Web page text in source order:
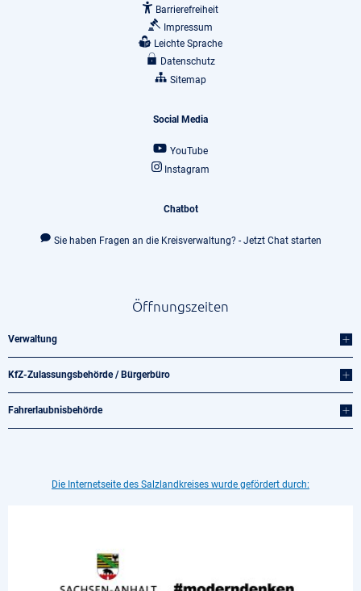
Barrierefreiheit
Impressum
Leichte Sprache
Datenschutz
Sitemap
Social Media
YouTube
Instagram
Chatbot
Sie haben Fragen an die Kreisverwaltung? - Jetzt Chat starten
Öffnungszeiten
Verwaltung
KfZ-Zulassungsbehörde / Bürgerbüro
Fahrerlaubnisbehörde
Die Internetseite des Salzlandkreises wurde gefördert durch: